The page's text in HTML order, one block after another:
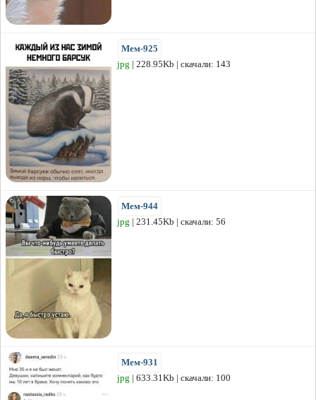
Мем-925
jpg | 228.95Kb | скачали: 143
Мем-944
jpg | 231.45Kb | скачали: 56
Мем-931
jpg | 633.31Kb | скачали: 100